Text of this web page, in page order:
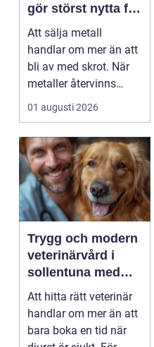
gör störst nytta för
miljön
Att sälja metall
handlar om mer än att
bli av med skrot. När
metaller återvinns
sparas stora
mängder...
01 augusti 2026
Trygg och modern
veterinärvård i
sollentuna med
omnejd
Att hitta rätt veterinär
handlar om mer än att
bara boka en tid när